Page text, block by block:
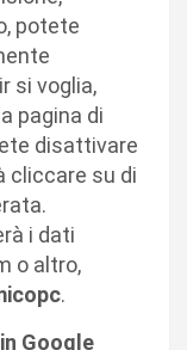
potete
si voglia,
pagina di
disattivare
cliccare su di
i dati
o altro,
.
Google